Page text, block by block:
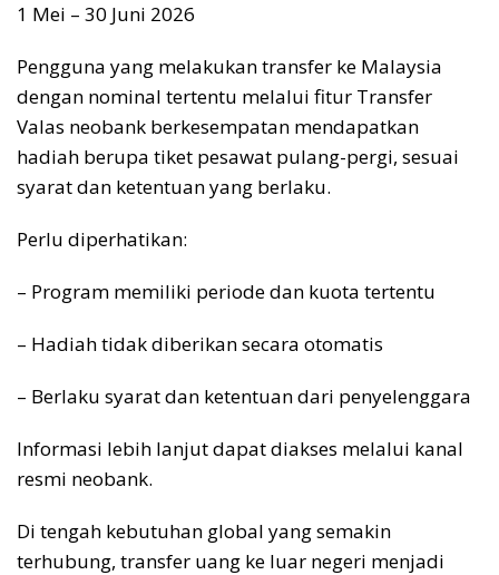
1 Mei – 30 Juni 2026
Pengguna yang melakukan transfer ke Malaysia
dengan nominal tertentu melalui fitur Transfer
Valas neobank berkesempatan mendapatkan
hadiah berupa tiket pesawat pulang-pergi, sesuai
syarat dan ketentuan yang berlaku.
Perlu diperhatikan:
– Program memiliki periode dan kuota tertentu
– Hadiah tidak diberikan secara otomatis
– Berlaku syarat dan ketentuan dari penyelenggara
Informasi lebih lanjut dapat diakses melalui kanal
resmi neobank.
Di tengah kebutuhan global yang semakin
terhubung, transfer uang ke luar negeri menjadi